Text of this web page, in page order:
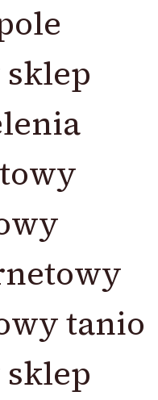
tanio